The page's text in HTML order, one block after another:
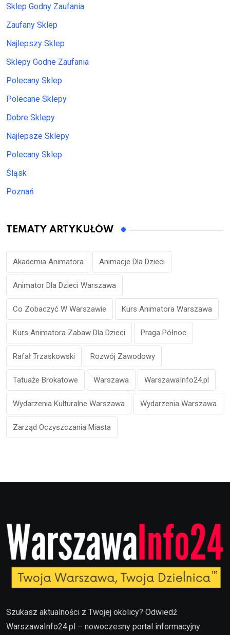
Sklep Godny Zaufania
Zaufany Sklep
Najlepszy Sklep
Sklepy Godne Zaufania
Polecany Sklep
Polecane Sklepy
Dobre Sklepy
Najlepsze Sklepy
Polecany Sklep
Śląsk
Poznań
TEMATY ARTYKUŁÓW
Akademia Animatora Animacje Dla Dzieci
Animator Dla Dzieci Warszawa
Co Zobaczyć W Warszawie Kurs Animatora Warszawa
Kurs Animatora Zabaw Dla Dzieci Praga Północ
Rafał Trzaskowski Rozwój Zawodowy
Tatuaże Brokatowe Warszawa WarszawaInfo24.pl
Wydarzenia Kulturalne Warszawa Wydarzenia Warszawa
Zarząd Oczyszczania Miasta
Szukasz aktualności z Twojej okolicy? Odwiedź
WarszawaInfo24.pl – nowoczesny portal informacyjny